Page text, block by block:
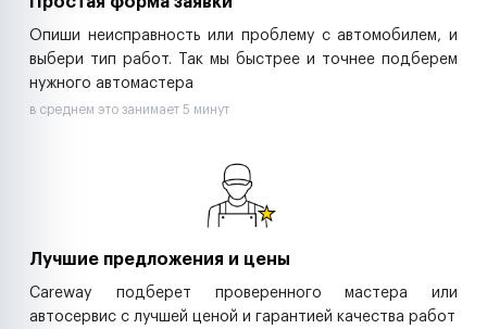
Опиши неисправность или проблему с автомобилем, и
выбери тип работ. Так мы быстрее и точнее подберем
нужного автомастера
в среднем это занимает 5 минут
Лучшие предложения и цены
Careway подберет проверенного мастера или
автосервис с лучшей ценой и гарантией качества работ